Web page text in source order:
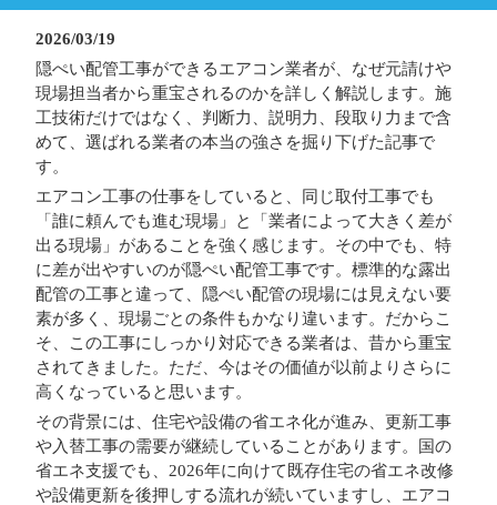
2026/03/19
隠ぺい配管工事ができるエアコン業者が、なぜ元請けや
現場担当者から重宝されるのかを詳しく解説します。施
工技術だけではなく、判断力、説明力、段取り力まで含
めて、選ばれる業者の本当の強さを掘り下げた記事で
す。
エアコン工事の仕事をしていると、同じ取付工事でも
「誰に頼んでも進む現場」と「業者によって大きく差が
出る現場」があることを強く感じます。その中でも、特
に差が出やすいのが隠ぺい配管工事です。標準的な露出
配管の工事と違って、隠ぺい配管の現場には見えない要
素が多く、現場ごとの条件もかなり違います。だからこ
そ、この工事にしっかり対応できる業者は、昔から重宝
されてきました。ただ、今はその価値が以前よりさらに
高くなっていると思います。
その背景には、住宅や設備の省エネ化が進み、更新工事
や入替工事の需要が継続していることがあります。国の
省エネ支援でも、2026年に向けて既存住宅の省エネ改修
や設備更新を後押しする流れが続いていますし、エアコ